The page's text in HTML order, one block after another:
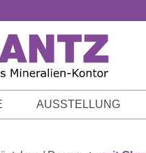
AUSSTELLUNG